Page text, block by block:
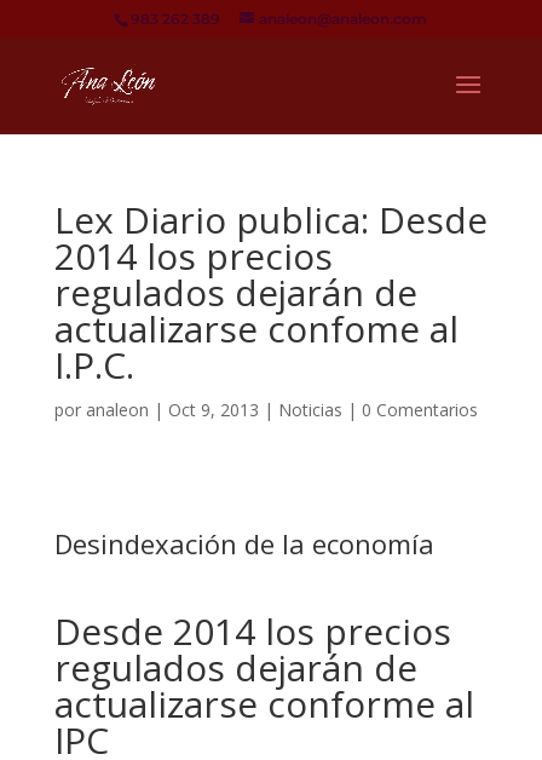
983 262 389 analeon@analeon.com
Lex Diario publica: Desde
2014 los precios
regulados dejarán de
actualizarse confome al
I.P.C.
por analeon | Oct 9, 2013 | Noticias | 0 Comentarios
Desindexación de la economía
Desde 2014 los precios
regulados dejarán de
actualizarse conforme al
IPC